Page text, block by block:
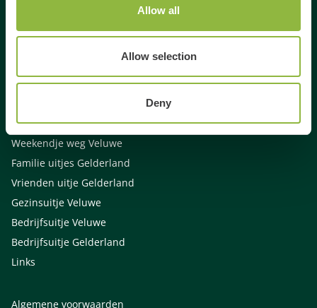
Allow all
Allow selection
Deny
Activiteiten Veluwe
Weekendje weg Gelderland
Weekendje weg Veluwe
Familie uitjes Gelderland
Vrienden uitje Gelderland
Gezinsuitje Veluwe
Bedrijfsuitje Veluwe
Bedrijfsuitje Gelderland
Links
Algemene voorwaarden